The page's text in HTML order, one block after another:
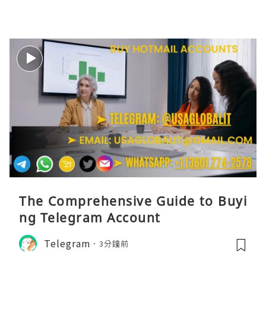
The Comprehensive Guide to Buyi
ng Telegram Account
Telegram 3分鐘前